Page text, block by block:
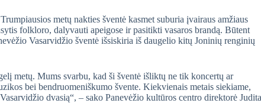
metų nakties šventė kasmet suburia įvairaus amžiaus
folkloro, dalyvauti apeigose ir pasitikti vasaros brandą. Būtent
Vasarvidžio šventė išsiskiria iš daugelio kitų Joninių renginių
metų. Mums svarbu, kad ši šventė išliktų ne tik koncertų ar
bei bendruomeniškumo švente. Kiekvienais metais siekiame,
dvasią“, – sako Panevėžio kultūros centro direktorė Judita